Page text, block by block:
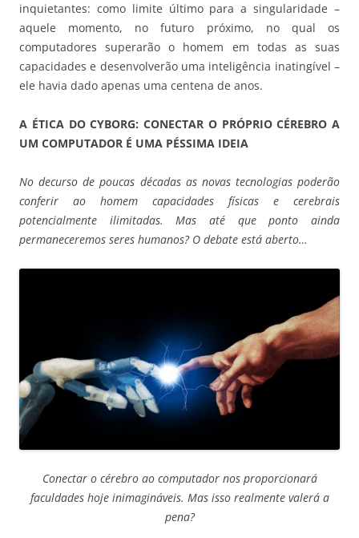
inquietantes: como limite último para a singularidade –
aquele momento, no futuro próximo, no qual os
computadores superarão o homem em todas as suas
capacidades e desenvolverão uma inteligência inatingível –
ele havia dado apenas uma centena de anos.
A ÉTICA DO CYBORG: CONECTAR O PRÓPRIO CÉREBRO A
UM COMPUTADOR É UMA PÉSSIMA IDEIA
No decurso de poucas décadas as novas tecnologias poderão
conferir ao homem capacidades físicas e cerebrais
potencialmente ilimitadas. Mas até que ponto ainda
permaneceremos seres humanos? O debate está aberto…
Conectar o cérebro ao computador nos proporcionará
faculdades hoje inimagináveis. Mas isso realmente valerá a
pena?